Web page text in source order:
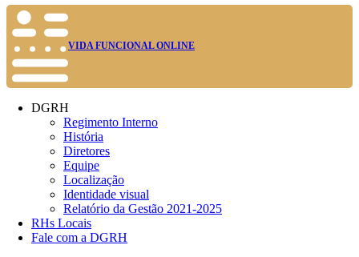
VIDA FUNCIONAL ONLINE
DGRH
Regimento Interno
História
Diretores
Equipe
Localização
Identidade visual
Relatório da Gestão 2021-2025
RHs Locais
Fale com a DGRH